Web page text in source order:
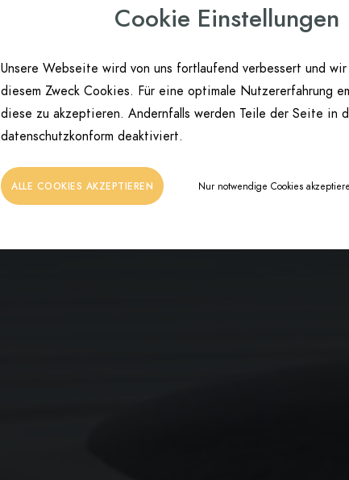
Cookie Einstellungen
Unsere Webseite wird von uns fortlaufend verbessert und
diesem Zweck Cookies. Für eine optimale Nutzererfahrung
diese zu akzeptieren. Andernfalls werden Teile der Seite in
datenschutzkonform deaktiviert.
ALLE COOKIES AKZEPTIEREN Nur notwendige Cookies